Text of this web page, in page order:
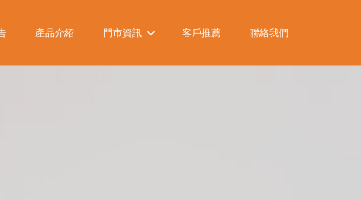
產品介紹 門市資訊 客戶推薦 聯絡我們